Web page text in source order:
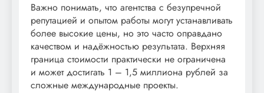
Важно понимать, что агентства с безупречной
репутацией и опытом работы могут устанавливать
более высокие цены, но это часто оправдано
качеством и надёжностью результата. Верхняя
граница стоимости практически не ограничена
и может достигать 1 – 1,5 миллиона рублей за
сложные международные проекты.